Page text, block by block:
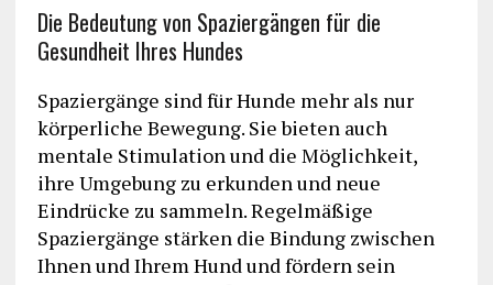
Die Bedeutung von Spaziergängen für die
Gesundheit Ihres Hundes
Spaziergänge sind für Hunde mehr als nur
körperliche Bewegung. Sie bieten auch
mentale Stimulation und die Möglichkeit,
ihre Umgebung zu erkunden und neue
Eindrücke zu sammeln. Regelmäßige
Spaziergänge stärken die Bindung zwischen
Ihnen und Ihrem Hund und fördern sein